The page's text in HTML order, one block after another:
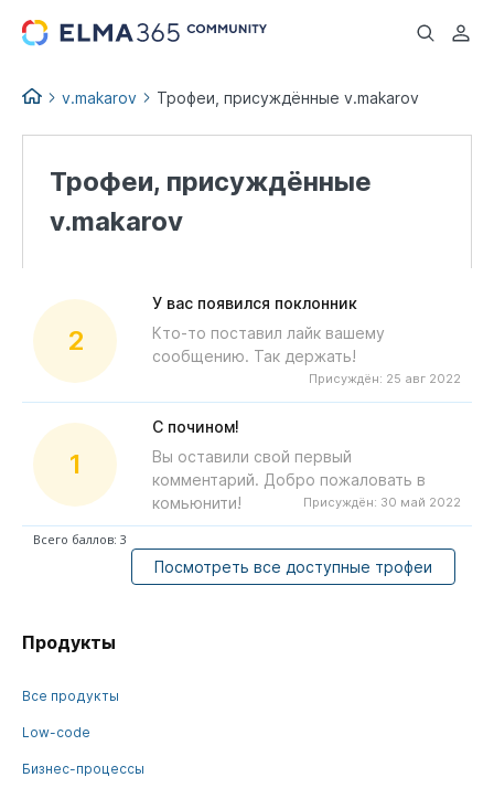
...
v.makarov Трофеи, присуждённые v.makarov
Трофеи, присуждённые
v.makarov
2
У вас появился поклонник
Кто-то поставил лайк вашему
сообщению. Так держать!
Присуждён: 25 авг 2022
1
С почином!
Вы оставили свой первый
комментарий. Добро пожаловать в
комьюнити!
Присуждён: 30 май 2022
Всего баллов: 3
Посмотреть все доступные трофеи
Продукты
Все продукты
Low-code
Бизнес-процессы